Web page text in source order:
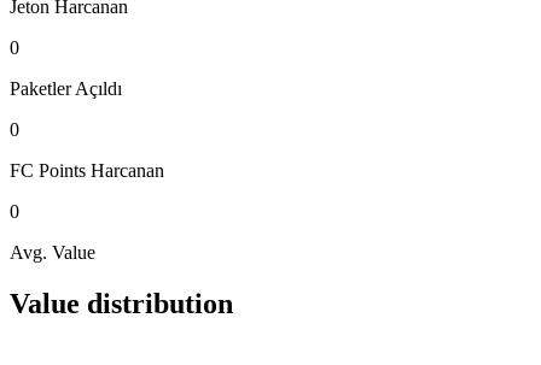
Jeton Harcanan
0
Paketler Açıldı
0
FC Points Harcanan
0
Avg. Value
Value distribution